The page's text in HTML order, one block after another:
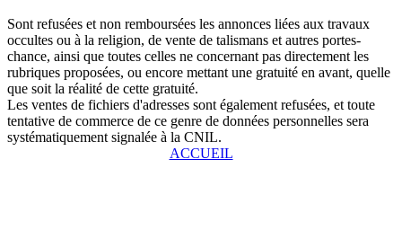
Sont refusées et non remboursées les annonces liées aux travaux
occultes ou à la religion, de vente de talismans et autres portes-
chance, ainsi que toutes celles ne concernant pas directement les
rubriques proposées, ou encore mettant une gratuité en avant, quelle
que soit la réalité de cette gratuité.
Les ventes de fichiers d'adresses sont également refusées, et toute
tentative de commerce de ce genre de données personnelles sera
systématiquement signalée à la CNIL.
ACCUEIL